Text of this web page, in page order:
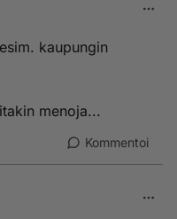
kaupungin
menoja...
Kommentoi